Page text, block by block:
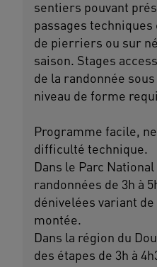
sentiers pouvant
passages
de pierriers ou sur
saison. Stages
de la randonnée
niveau de forme
Programme facile,
difficulté technique.
Dans le Parc
randonnées de 3h à
dénivelées variant de
montée.
Dans la région du
des étapes de 3h à